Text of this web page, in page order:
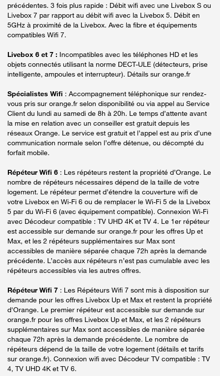
précédentes. 3 fois plus rapide : Débit wifi avec une Livebox S ou
Livebox 7 par rapport au débit wifi avec la Livebox 5. Débit en
5GHz à proximité de la Livebox. Avec la fibre et équipements
compatibles Wifi 7.
Livebox 6 et 7 : Incompatibles avec les téléphones HD et les
objets connectés utilisant la norme DECT-ULE (détecteurs, prise
intelligente, ampoules et interrupteur). Détails sur orange.fr
Spécialistes Wifi : Accompagnement téléphonique sur rendez-
vous pris sur orange.fr selon disponibilité ou via appel au Service
Client du lundi au samedi de 8h à 20h. Le temps d’attente avant
la mise en relation avec un conseiller est gratuit depuis les
réseaux Orange. Le service est gratuit et l’appel est au prix d’une
communication normale selon l’offre détenue, ou décompté du
forfait mobile.
Répéteur Wifi 6 : Les répéteurs restent la propriété d’Orange. Le
nombre de répéteurs nécessaires dépend de la taille de votre
logement. Le répéteur permet d’étendre la couverture wifi de
votre Livebox en Wi-Fi 6 ou de remplacer le Wi-Fi 5 de la Livebox
5 par du Wi-Fi 6 (avec équipement compatible). Connexion Wi-Fi
avec Décodeur compatible : TV UHD 4K et TV 4. Le 1er répéteur
est accessible sur demande sur orange.fr pour les offres Up et
Max, et les 2 répéteurs supplémentaires sur Max sont
accessibles de manière séparée chaque 72h après la demande
précédente. L’accès aux répéteurs n’est pas cumulable avec les
répéteurs accessibles via les autres offres.
Répéteur Wifi 7 : Les Répéteurs Wifi 7 sont mis à disposition sur
demande pour les offres Livebox Up et Max et restent la propriété
d'Orange. Le premier répéteur est accessible sur demande sur
orange.fr pour les offres Livebox Up et Max, et les 2 répéteurs
supplémentaires sur Max sont accessibles de manière séparée
chaque 72h après la demande précédente. Le nombre de
répéteurs dépend de la taille de votre logement (détails et tarifs
sur orange.fr). Connexion wifi avec Décodeur TV compatible : TV
4, TV UHD 4K et TV 6.